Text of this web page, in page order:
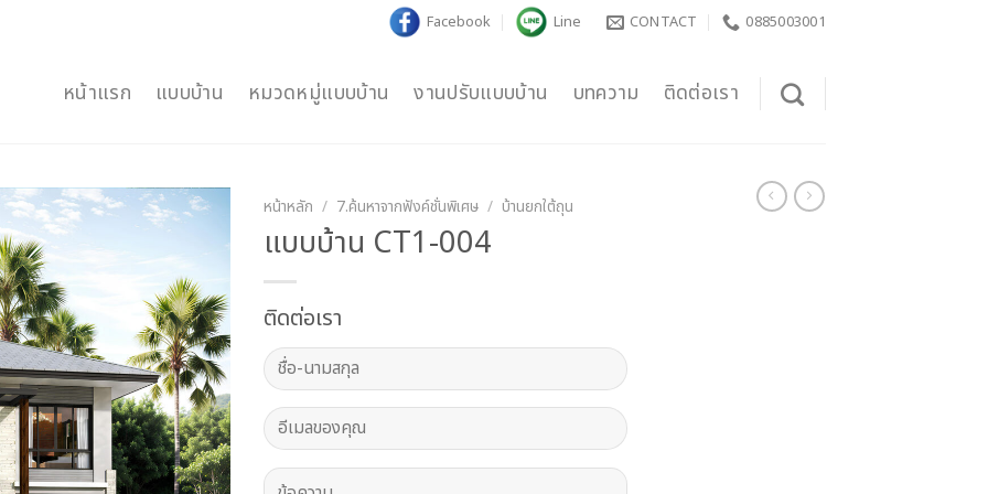
Facebook Line CONTACT 0885003001
หน้าแรก แบบบ้าน หมวดหมู่แบบบ้าน งานปรับแบบบ้าน บทความ ติดต่อเรา
หน้าหลัก / 7.ค้นหาจากฟังค์ชั่นพิเศษ / บ้านยกใต้ถุน
แบบบ้าน CT1-004
ติดต่อเรา